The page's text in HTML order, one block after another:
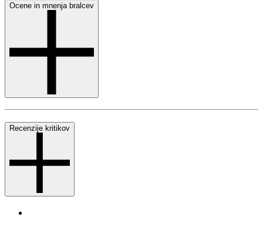
Ocene in mnenja bralcev
Recenzije kritikov